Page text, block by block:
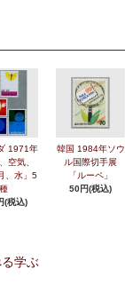
1971年
空気、
、水」5
種
(税込)
韓国 1984年ソウ
ル国際切手展
「ルーペ」
50円(税込)